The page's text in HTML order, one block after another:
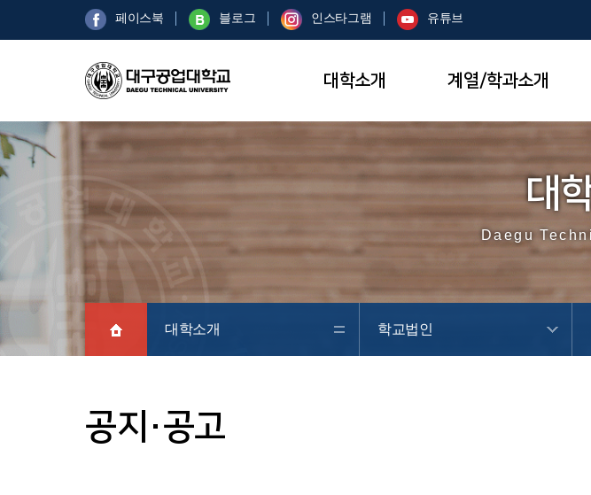
페이스북 블로그 인스타그램 유튜브
대학소개 계열/학과소개
대
Daegu
대학소개 학교법인
학
교
공지·공고